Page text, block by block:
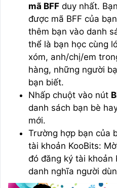
mã BFF duy nhất.
được mã BFF của
thêm bạn vào danh
thể là bạn học cùng
xóm, anh/chị/em
hàng, những người
bạn biết.
Nhấp chuột vào nút
danh sách bạn bè
mới.
Trường hợp bạn của
tài khoản KooBits:
đó đăng ký tài khoản
danh nghĩa người